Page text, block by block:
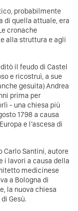
probabilmente
di quella attuale, era
cronache
alla struttura e agli
il feudo di Castel
ricostruì, a sue
gesuita) Andrea
prima per
- una chiesa più
1798 a causa
e l’ascesa di
Santini, autore
i lavori a causa della
medicinese
a Bologna di
la nuova chiesa
Gesù.